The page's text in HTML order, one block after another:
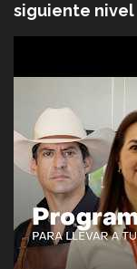
siguiente nivel